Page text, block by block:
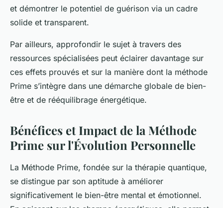
et démontrer le potentiel de guérison via un cadre
solide et transparent.
Par ailleurs, approfondir le sujet à travers des
ressources spécialisées peut éclairer davantage sur
ces effets prouvés et sur la manière dont la méthode
Prime s’intègre dans une démarche globale de bien-
être et de rééquilibrage énergétique.
Bénéfices et Impact de la Méthode
Prime sur l'Évolution Personnelle
La Méthode Prime, fondée sur la thérapie quantique,
se distingue par son aptitude à améliorer
significativement le bien-être mental et émotionnel.